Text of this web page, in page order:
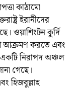
কাঠামো
ইরানীদের
ওয়াশিংটন কুর্দি
আক্রমণ করতে এবং
একটি নিরাপদ অঞ্চল
গেছে।
হিজবুল্লাহ